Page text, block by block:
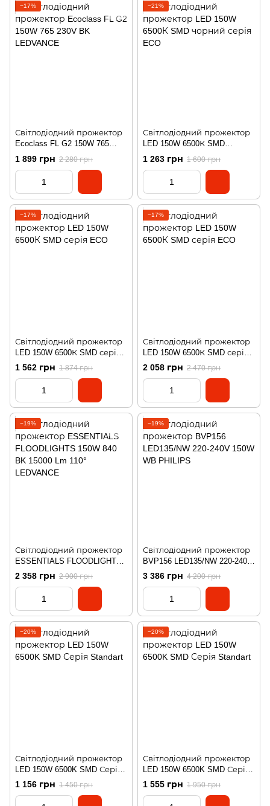
−17%
Світлодіодний прожектор
Ecoclass FL G2 150W 765
230V BK LEDVANCE
1 899 грн 2 280 грн
−21%
Світлодіодний прожектор
LED 150W 6500К SMD
чорний серія ECO
1 263 грн 1 600 грн
−17%
Світлодіодний прожектор
LED 150W 6500К SMD серія
ECO
1 562 грн 1 874 грн
−17%
Світлодіодний прожектор
LED 150W 6500К SMD серія
ECO
2 058 грн 2 470 грн
−19%
Світлодіодний прожектор
ESSENTIALS FLOODLIGHTS
150W 840 BK 15000 Lm 110°
LEDVANCE
2 358 грн 2 900 грн
−19%
Світлодіодний прожектор
BVP156 LED135/NW 220-240V
150W WB PHILIPS
3 386 грн 4 200 грн
−20%
Світлодіодний прожектор
LED 150W 6500K SMD Серія
Standart
1 156 грн 1 450 грн
−20%
Світлодіодний прожектор
LED 150W 6500K SMD Серія
Standart
1 555 грн 1 950 грн